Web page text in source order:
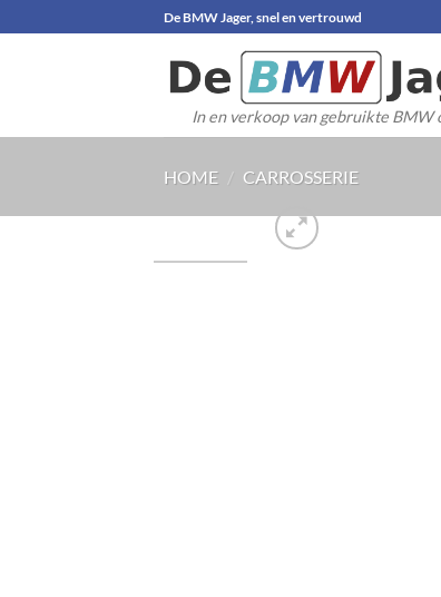
naar
De BMW Jager, snel en vertrouwd
In en verkoop van gebruikte BMW
HOME / CARROSSERIE